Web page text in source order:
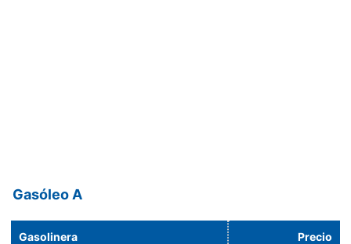
Gasóleo A
Gasolinera Precio